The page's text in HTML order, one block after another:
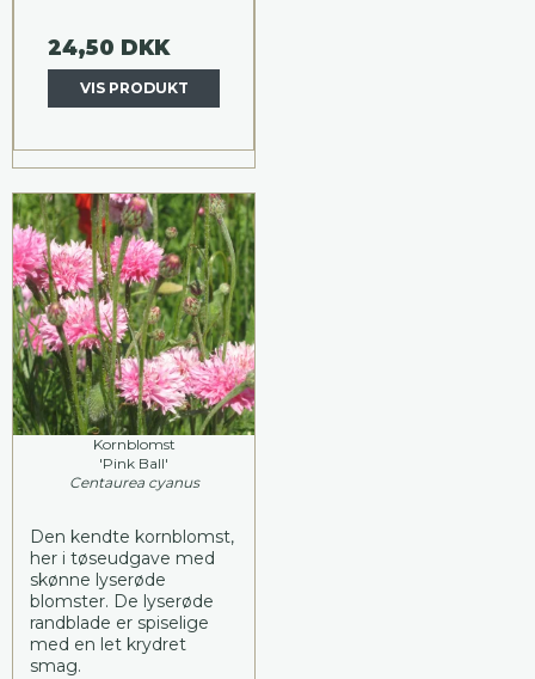
24,50 DKK
VIS PRODUKT
Kornblomst
'Pink Ball'
Centaurea cyanus
Den kendte kornblomst,
her i tøseudgave med
skønne lyserøde
blomster. De lyserøde
randblade er spiselige
med en let krydret
smag.